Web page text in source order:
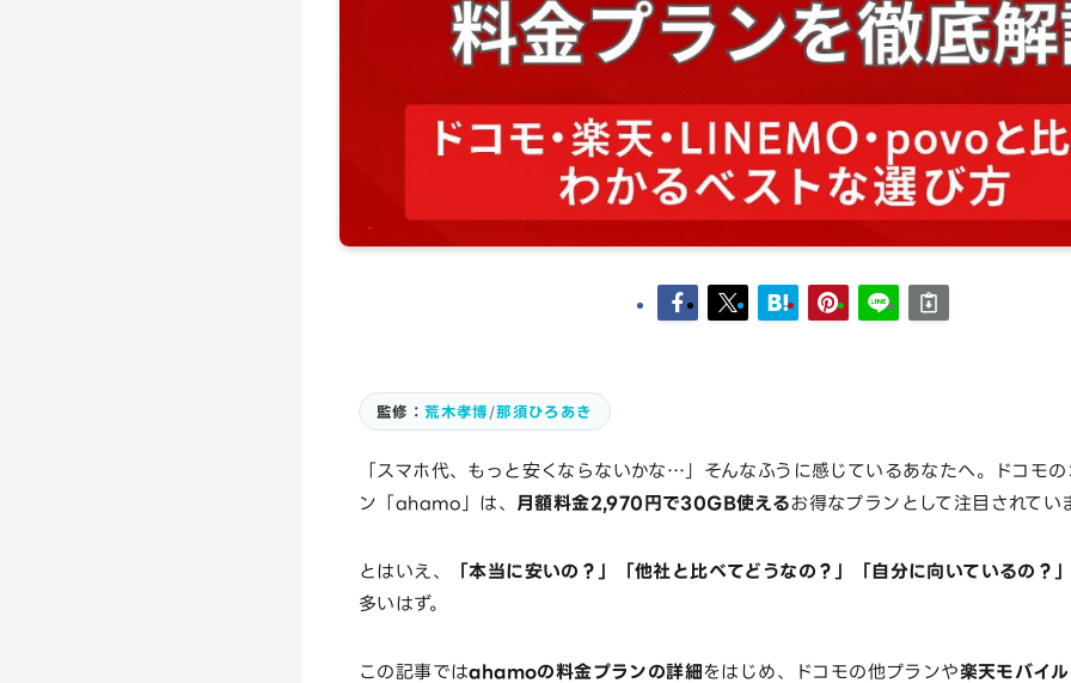
監修：荒木孝博 /那須ひろあき
「スマホ代、もっと安くならないかな…」そんなふうに感じているあなたへ。ドコモ
ン「ahamo」は、 月額料金2,970円で30GB使えるお得なプランとして注目されてい
とはいえ、
「本当に安いの？」「他社と比べてどうなの？」「自分に向いているの？
多いはず。
この記事ではahamoの料金プランの詳細をはじめ、ドコモの他プランや楽天モバイ